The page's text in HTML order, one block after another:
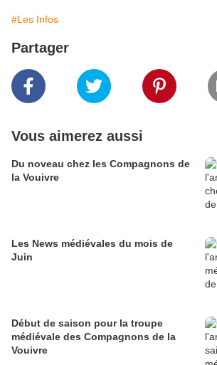
#Les Infos
Partager
Vous aimerez aussi
Du noveau chez les Compagnons de
la Vouivre
Les News médiévales du mois de
Juin
Début de saison pour la troupe
médiévale des Compagnons de la
Vouivre